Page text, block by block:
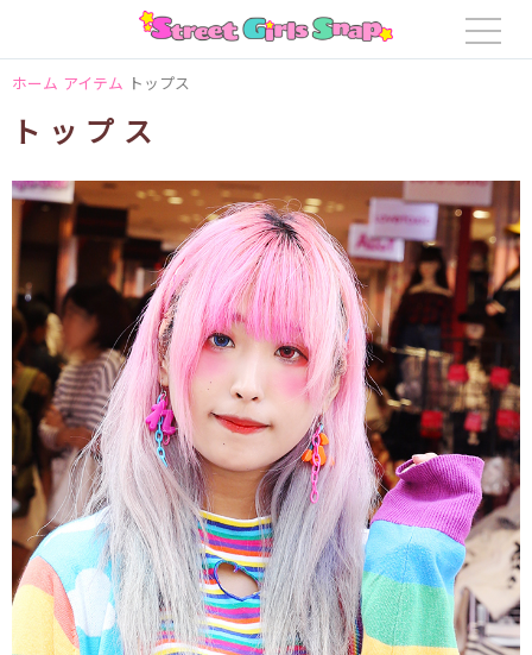
ホーム アイテム トップス
トップス